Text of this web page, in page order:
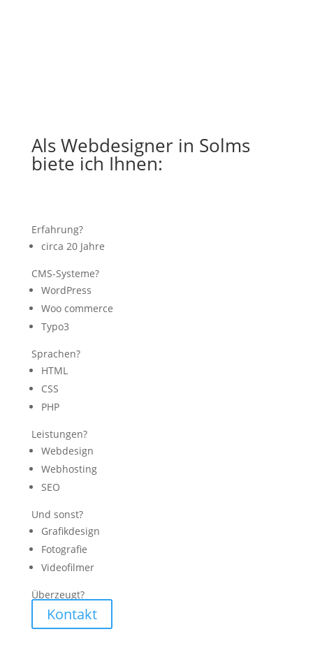
Als Webdesigner in Solms
biete ich Ihnen:
Erfahrung?
circa 20 Jahre
CMS-Systeme?
WordPress
Woo commerce
Typo3
Sprachen?
HTML
CSS
PHP
Leistungen?
Webdesign
Webhosting
SEO
Und sonst?
Grafikdesign
Fotografie
Videofilmer
Überzeugt?
Kontakt